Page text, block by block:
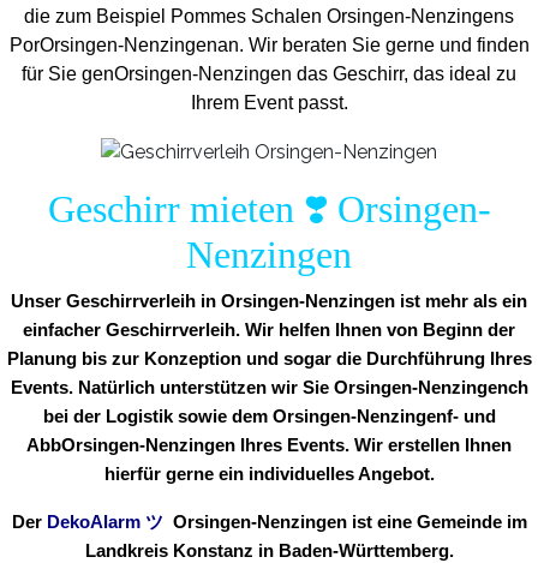
die zum Beispiel Pommes Schalen Orsingen-Nenzingens
PorOrsingen-Nenzingenan. Wir beraten Sie gerne und finden
für Sie genOrsingen-Nenzingen das Geschirr, das ideal zu
Ihrem Event passt.
Geschirr mieten ❣️ Orsingen-
Nenzingen
Unser Geschirrverleih in Orsingen-Nenzingen ist mehr als ein
einfacher Geschirrverleih. Wir helfen Ihnen von Beginn der
Planung bis zur Konzeption und sogar die Durchführung Ihres
Events. Natürlich unterstützen wir Sie Orsingen-Nenzingench
bei der Logistik sowie dem Orsingen-Nenzingenf- und
AbbOrsingen-Nenzingen Ihres Events. Wir erstellen Ihnen
hierfür gerne ein individuelles Angebot.
Der DekoAlarm ツ Orsingen-Nenzingen ist eine Gemeinde im
Landkreis Konstanz in Baden-Württemberg.